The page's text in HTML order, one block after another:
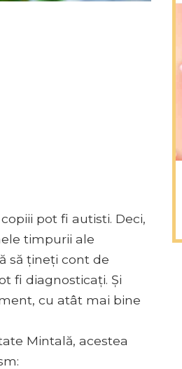
pot fi autisti. Deci,
timpurii ale
să țineți cont de
fi diagnosticați. Și
cu atât mai bine
Mintală, acestea